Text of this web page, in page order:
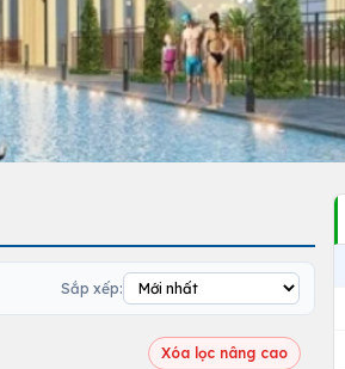
Sắp xếp:
Xóa lọc nâng cao